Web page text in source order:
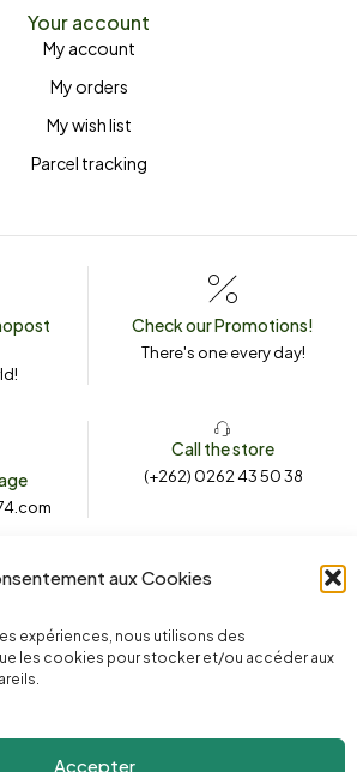
aux Cookies
expériences, nous utilisons des
les cookies pour stocker et/ou accéder aux
Accepter
Your account
My account
My orders
My wish list
Parcel tracking
Check our Promotions!
There's one every day!
Call the store
(+262) 0262 43 50 38
with <3 by Agence Le Webarium